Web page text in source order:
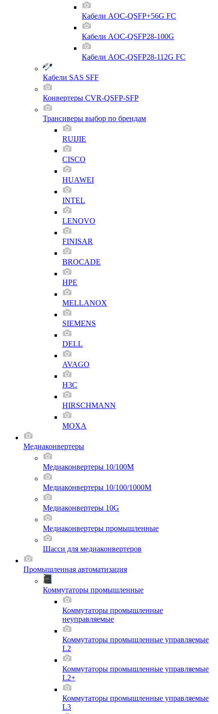
Кабели AOC-QSFP+56G FC
Кабели AOC-QSFP28-100G
Кабели AOC-QSFP28-112G FC
Кабели SAS SFF
Конвертеры CVR-QSFP-SFP
Трансиверы выбор по брендам
RUIJIE
CISCO
HUAWEI
INTEL
LENOVO
FINISAR
BROCADE
HPE
MELLANOX
SIEMENS
DELL
AVAGO
H3C
HIRSCHMANN
MOXA
Медиаконвертеры
Медиаконвертеры 10/100M
Медиаконвертеры 10/100/1000M
Медиаконвертеры 10G
Медиаконвертеры промышленные
Шасси для мeдиаконвертеров
Промышленная автоматизация
Коммутаторы промышленные
Коммутаторы промышленные
неуправляемые
Коммутаторы промышленные управляемые
L2
Коммутаторы промышленные управляемые
L2+
Коммутаторы промышленные управляемые
L3